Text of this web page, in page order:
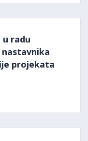
radu
projekata